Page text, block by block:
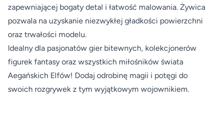
zapewniającej bogaty detal i łatwość malowania. Żywica
pozwala na uzyskanie niezwykłej gładkości powierzchni
oraz trwałości modelu.
Idealny dla pasjonatów gier bitewnych, kolekcjonerów
figurek fantasy oraz wszystkich miłośników świata
Aegańskich Elfów! Dodaj odrobinę magii i potęgi do
swoich rozgrywek z tym wyjątkowym wojownikiem.